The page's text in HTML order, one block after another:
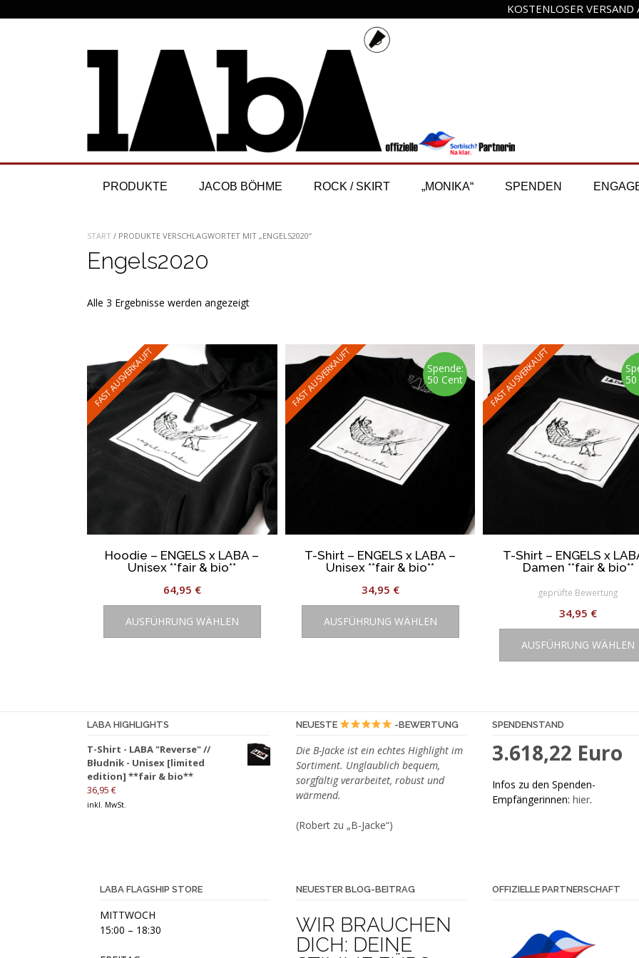
to
KOSTENLOSER
PRODUKTE JACOB BÖHME ROCK / SKIRT „MONIKA“ SPENDEN
START / PRODUKTE VERSCHLAGWORTET MIT „ENGELS2020“
Engels2020
Alle 3 Ergebnisse werden angezeigtNach
FAST AUSVERKAUFT
Hoodie – ENGELS x LABA –
Unisex **fair & bio**
64,95 €
AUSFÜHRUNG WÄHLEN
Dieses
weist
Optionen
auf
Produktseite
Spende:
50 Cent
FAST AUSVERKAUFT
T-Shirt – ENGELS x LABA –
Unisex **fair & bio**
34,95 €
AUSFÜHRUNG WÄHLEN
Dieses
weist
Optionen
auf
Produktseite
FAST AUSVERKAUFT
T-Shirt – ENGELS x
Damen **fair & bio**
geprüfte Bewertung
34,95 €
AUSFÜHRUNG WÄHLEN
LABA HIGHLIGHTS
T-Shirt - LABA "Reverse" //
Błudnik - Unisex [limited
edition] **fair & bio**
36,95 €
inkl. MwSt.
NEUESTE -BEWERTUNG
Die B-Jacke ist ein echtes Highlight im
Sortiment. Unglaublich bequem,
sorgfältig verarbeitet, robust und
wärmend.
(Robert zu „B-Jacke“)
SPENDENSTAND
3.618,22 Euro
Infos zu den Spenden-
Empfängerinnen: hier.
LABA FLAGSHIP STORE
MITTWOCH
15:00 – 18:30
NEUESTER BLOG-BEITRAG
WIR BRAUCHEN
DICH: DEINE
OFFIZIELLE PARTNERSCHAFT